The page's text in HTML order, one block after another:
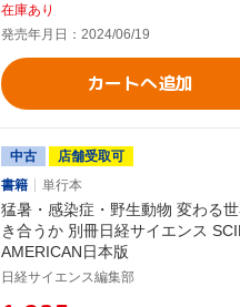
在庫あり
発売年月日：2024/06/19
カートへ追加
中古
店舗受取可
書籍
単行本
猛暑・感染症・野生動物 変わる
き合うか 別冊日経サイエンス
AMERICAN日本版
日経サイエンス編集部